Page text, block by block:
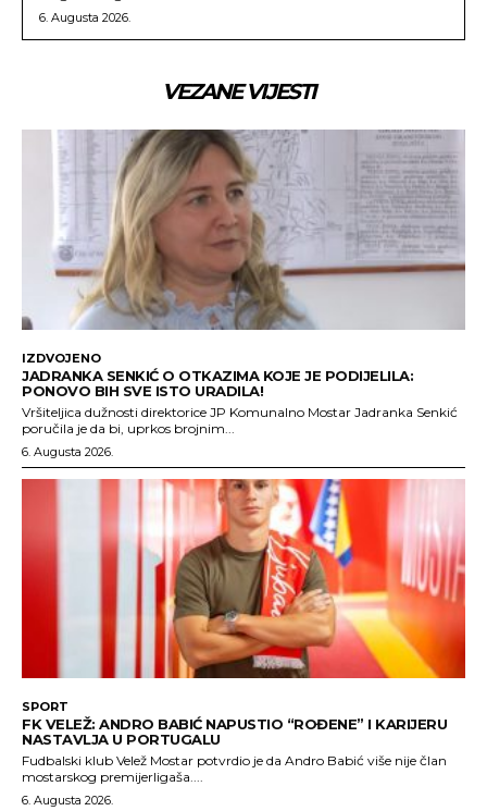
6. Augusta 2026.
VEZANE VIJESTI
IZDVOJENO
JADRANKA SENKIĆ O OTKAZIMA KOJE JE PODIJELILA:
PONOVO BIH SVE ISTO URADILA!
Vršiteljica dužnosti direktorice JP Komunalno Mostar Jadranka Senkić
poručila je da bi, uprkos brojnim...
6. Augusta 2026.
SPORT
FK VELEŽ: ANDRO BABIĆ NAPUSTIO “ROĐENE” I KARIJERU
NASTAVLJA U PORTUGALU
Fudbalski klub Velež Mostar potvrdio je da Andro Babić više nije član
mostarskog premijerligaša....
6. Augusta 2026.